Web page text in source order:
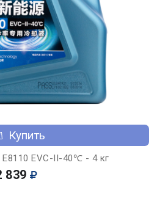
Купить
EVC-II-40℃ - 4 кг
839